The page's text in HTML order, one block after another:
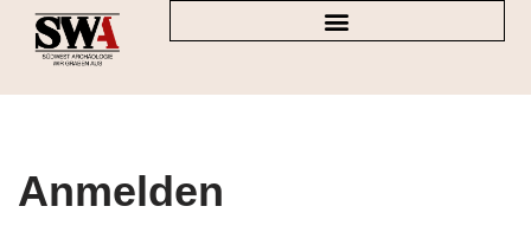
Zum
Inhalt
Anmelden